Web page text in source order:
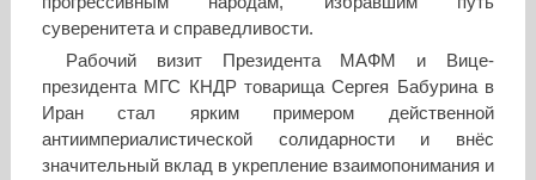
суверенитета и справедливости.
Рабочий визит Президента МАФМ и Вице-
президента МГС КНДР товарища Сергея Бабурина в
Иран стал ярким примером действенной
антиимпериалистической солидарности и внёс
значительный вклад в укрепление взаимопонимания и